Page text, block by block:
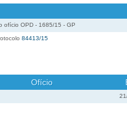
ofício OPD - 1685/15 - GP
84413/15
Ofício